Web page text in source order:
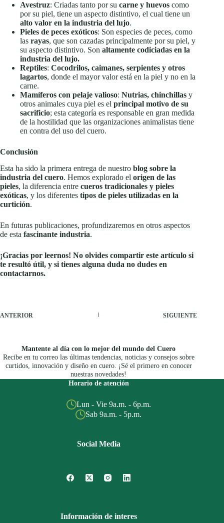
Avestruz: Criadas tanto por su carne y huevos como
por su piel, tiene un aspecto distintivo, el cual tiene un
alto valor en la industria del lujo.
Pieles de peces exóticos: Son especies de peces, como
las rayas, que son cazadas principalmente por su piel, y
su aspecto distintivo. Son altamente codiciadas en la
industria del lujo.
Reptiles: Cocodrilos, caimanes, serpientes y otros
lagartos, donde el mayor valor está en la piel y no en la
carne.
Mamíferos con pelaje valioso: Nutrias, chinchillas y
otros animales cuya piel es el principal motivo de su
sacrificio; esta categoría es responsable en gran medida
de la hostilidad que las organizaciones animalistas tiene
en contra del uso del cuero.
Conclusión
Esta ha sido la primera entrega de nuestro blog sobre la
industria del cuero. Hemos explorado el origen de las
pieles, la diferencia entre cueros tradicionales y pieles
exóticas, y los diferentes tipos de pieles utilizadas en la
curtición.
En futuras publicaciones, profundizaremos en otros aspectos
de esta fascinante industria.
¡Gracias por leernos! No olvides compartir este artículo si
te resultó útil, y si tienes alguna duda no dudes en
contactarnos.
ANTERIOR SIGUIENTE
Mantente al día con lo mejor del mundo del Cuero
Recibe en tu correo las últimas tendencias, noticias y consejos sobre
curtidos, innovación y diseño en cuero. ¡Sé el primero en conocer
nuestras novedades!
Horario de atención
Lun - Vie 9a.m. - 6p.m.
Sab 9a.m. - 5p.m.
Social Media
Información de interes